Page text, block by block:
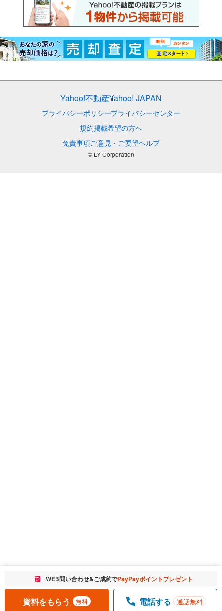
お気に入りに追加しました。 一覧を開く
WEB問い合わせ&ご成約でPayPayポイントプレゼント
資料をもらう 無料 電話する 通話無料
Yahoo!不動産Yahoo! JAPAN
プライバシーポリシープライバシーセンター
規約掲載希望の方へ
免責事項ご意見・ご要望ヘルプ
© LY Corporation